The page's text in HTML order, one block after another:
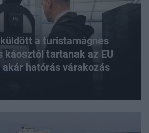
a turistamágnes
káosztól tartanak az EU
hatórás várakozás